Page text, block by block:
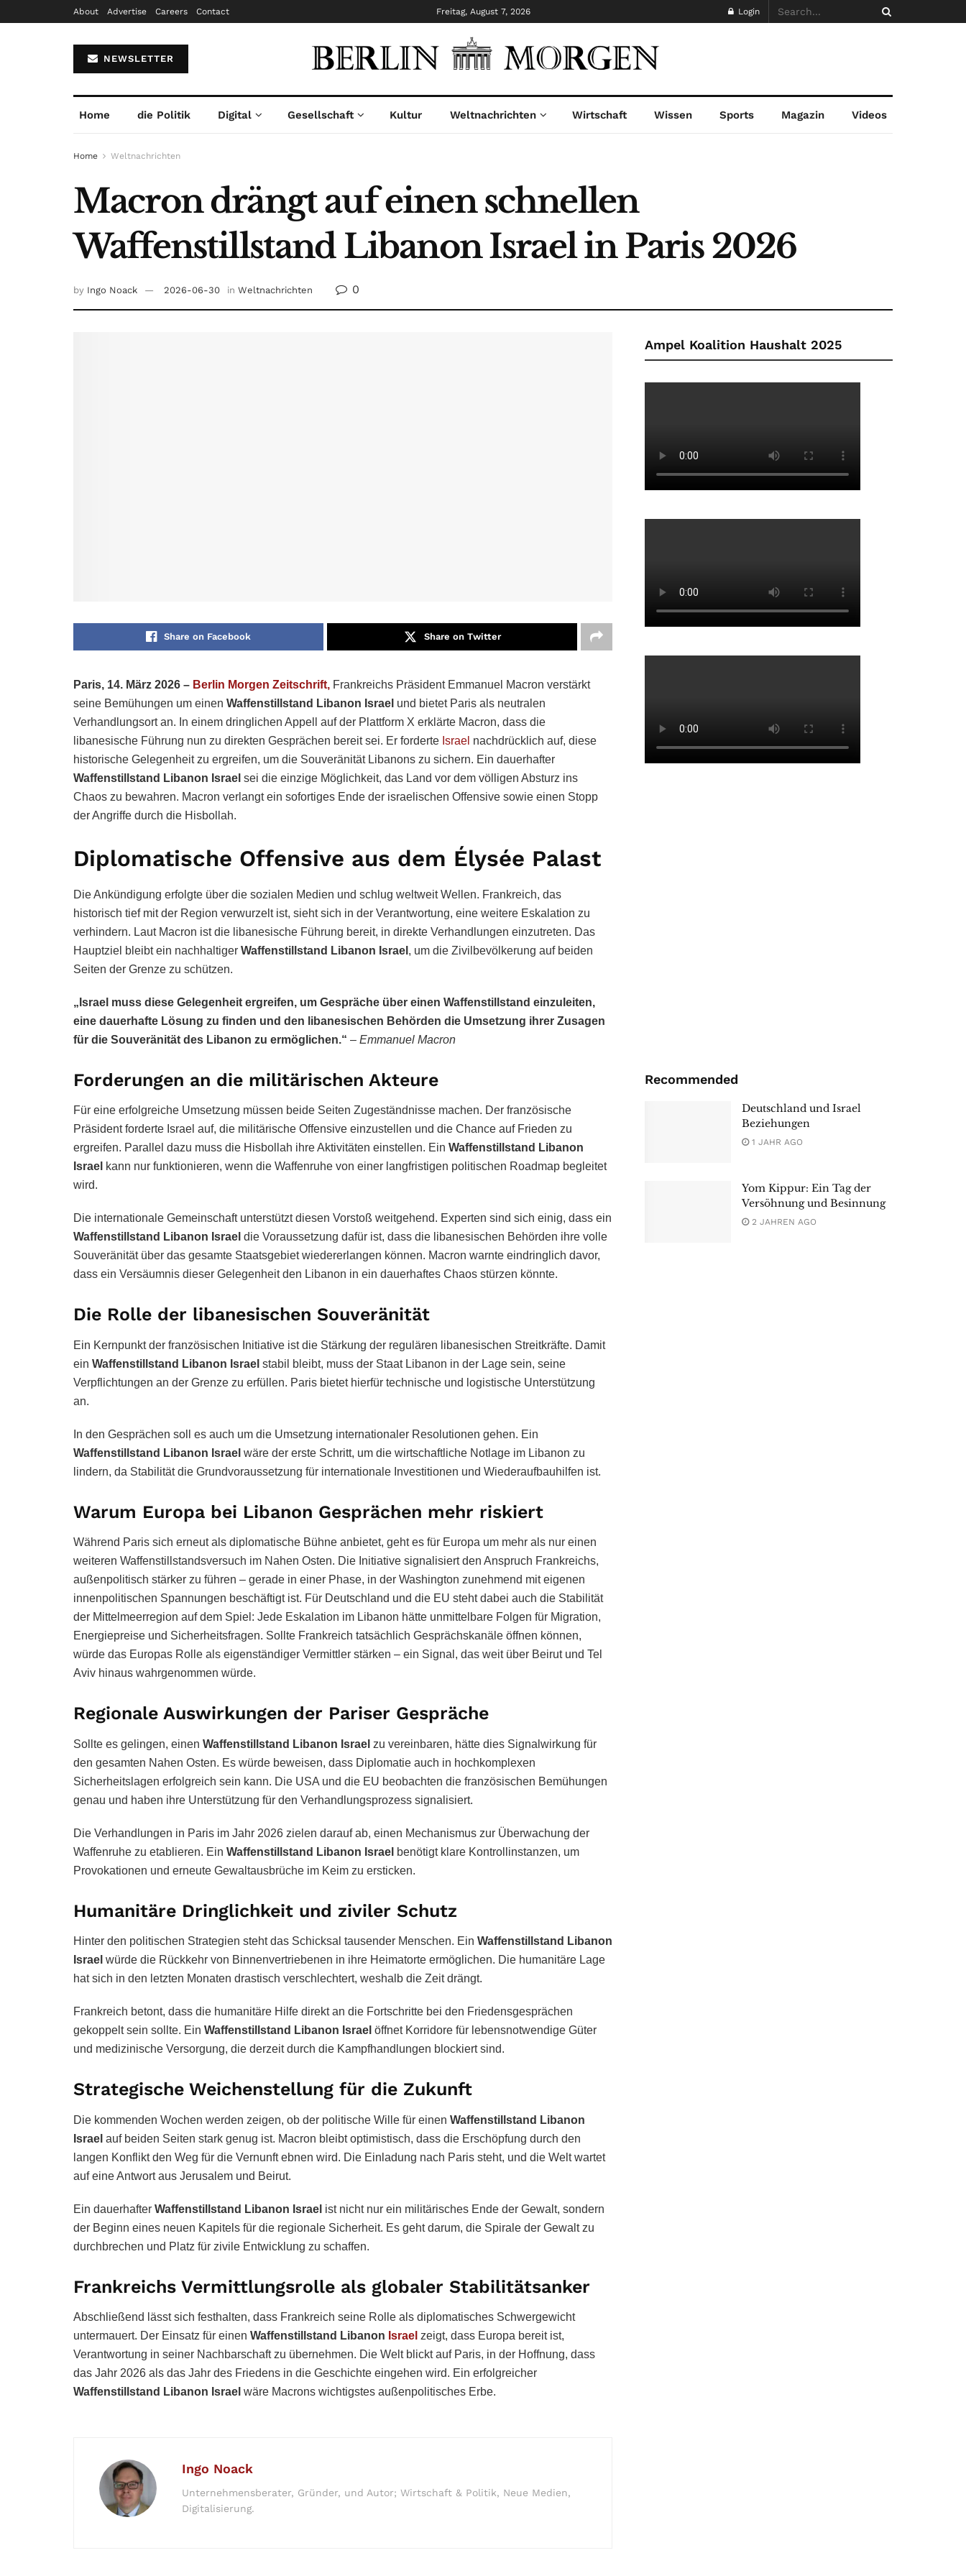
About Advertise Careers Contact Freitag, August 7, 2026 Login
NEWSLETTER
Home die Politik Digital Gesellschaft Kultur Weltnachrichten Wirtschaft Wissen Sports Magazin Videos
Home Weltnachrichten
Macron drängt auf einen schnellen
Waffenstillstand Libanon Israel in Paris 2026
by Ingo Noack 2026-06-30 in Weltnachrichten 0
Share on Facebook Share on Twitter
Paris, 14. März 2026 – Berlin Morgen Zeitschrift, Frankreichs Präsident Emmanuel Macron verstärkt
seine Bemühungen um einen Waffenstillstand Libanon Israel und bietet Paris als neutralen
Verhandlungsort an. In einem dringlichen Appell auf der Plattform X erklärte Macron, dass die
libanesische Führung nun zu direkten Gesprächen bereit sei. Er forderte Israel nachdrücklich auf, diese
historische Gelegenheit zu ergreifen, um die Souveränität Libanons zu sichern. Ein dauerhafter
Waffenstillstand Libanon Israel sei die einzige Möglichkeit, das Land vor dem völligen Absturz ins
Chaos zu bewahren. Macron verlangt ein sofortiges Ende der israelischen Offensive sowie einen Stopp
der Angriffe durch die Hisbollah.
Diplomatische Offensive aus dem Élysée Palast
Die Ankündigung erfolgte über die sozialen Medien und schlug weltweit Wellen. Frankreich, das
historisch tief mit der Region verwurzelt ist, sieht sich in der Verantwortung, eine weitere Eskalation zu
verhindern. Laut Macron ist die libanesische Führung bereit, in direkte Verhandlungen einzutreten. Das
Hauptziel bleibt ein nachhaltiger Waffenstillstand Libanon Israel , um die Zivilbevölkerung auf beiden
Seiten der Grenze zu schützen.
„Israel muss diese Gelegenheit ergreifen, um Gespräche über einen Waffenstillstand einzuleiten,
eine dauerhafte Lösung zu finden und den libanesischen Behörden die Umsetzung ihrer Zusagen
für die Souveränität des Libanon zu ermöglichen.“ – Emmanuel Macron
Forderungen an die militärischen Akteure
Für eine erfolgreiche Umsetzung müssen beide Seiten Zugeständnisse machen. Der französische
Präsident forderte Israel auf, die militärische Offensive einzustellen und die Chance auf Frieden zu
ergreifen. Parallel dazu muss die Hisbollah ihre Aktivitäten einstellen. Ein Waffenstillstand Libanon
Israel kann nur funktionieren, wenn die Waffenruhe von einer langfristigen politischen Roadmap begleitet
wird.
Die internationale Gemeinschaft unterstützt diesen Vorstoß weitgehend. Experten sind sich einig, dass ein
Waffenstillstand Libanon Israel die Voraussetzung dafür ist, dass die libanesischen Behörden ihre volle
Souveränität über das gesamte Staatsgebiet wiedererlangen können. Macron warnte eindringlich davor,
dass ein Versäumnis dieser Gelegenheit den Libanon in ein dauerhaftes Chaos stürzen könnte.
Die Rolle der libanesischen Souveränität
Ein Kernpunkt der französischen Initiative ist die Stärkung der regulären libanesischen Streitkräfte. Damit
ein Waffenstillstand Libanon Israel stabil bleibt, muss der Staat Libanon in der Lage sein, seine
Verpflichtungen an der Grenze zu erfüllen. Paris bietet hierfür technische und logistische Unterstützung
an.
In den Gesprächen soll es auch um die Umsetzung internationaler Resolutionen gehen. Ein
Waffenstillstand Libanon Israel wäre der erste Schritt, um die wirtschaftliche Notlage im Libanon zu
lindern, da Stabilität die Grundvoraussetzung für internationale Investitionen und Wiederaufbauhilfen ist.
Warum Europa bei Libanon Gesprächen mehr riskiert
Während Paris sich erneut als diplomatische Bühne anbietet, geht es für Europa um mehr als nur einen
weiteren Waffenstillstandsversuch im Nahen Osten. Die Initiative signalisiert den Anspruch Frankreichs,
außenpolitisch stärker zu führen – gerade in einer Phase, in der Washington zunehmend mit eigenen
innenpolitischen Spannungen beschäftigt ist. Für Deutschland und die EU steht dabei auch die Stabilität
der Mittelmeerregion auf dem Spiel: Jede Eskalation im Libanon hätte unmittelbare Folgen für Migration,
Energiepreise und Sicherheitsfragen. Sollte Frankreich tatsächlich Gesprächskanäle öffnen können,
würde das Europas Rolle als eigenständiger Vermittler stärken – ein Signal, das weit über Beirut und Tel
Aviv hinaus wahrgenommen würde.
Regionale Auswirkungen der Pariser Gespräche
Sollte es gelingen, einen Waffenstillstand Libanon Israel zu vereinbaren, hätte dies Signalwirkung für
den gesamten Nahen Osten. Es würde beweisen, dass Diplomatie auch in hochkomplexen
Sicherheitslagen erfolgreich sein kann. Die USA und die EU beobachten die französischen Bemühungen
genau und haben ihre Unterstützung für den Verhandlungsprozess signalisiert.
Die Verhandlungen in Paris im Jahr 2026 zielen darauf ab, einen Mechanismus zur Überwachung der
Waffenruhe zu etablieren. Ein Waffenstillstand Libanon Israel benötigt klare Kontrollinstanzen, um
Provokationen und erneute Gewaltausbrüche im Keim zu ersticken.
Humanitäre Dringlichkeit und ziviler Schutz
Hinter den politischen Strategien steht das Schicksal tausender Menschen. Ein Waffenstillstand Libanon
Israel würde die Rückkehr von Binnenvertriebenen in ihre Heimatorte ermöglichen. Die humanitäre Lage
hat sich in den letzten Monaten drastisch verschlechtert, weshalb die Zeit drängt.
Frankreich betont, dass die humanitäre Hilfe direkt an die Fortschritte bei den Friedensgesprächen
gekoppelt sein sollte. Ein Waffenstillstand Libanon Israel öffnet Korridore für lebensnotwendige Güter
und medizinische Versorgung, die derzeit durch die Kampfhandlungen blockiert sind.
Strategische Weichenstellung für die Zukunft
Die kommenden Wochen werden zeigen, ob der politische Wille für einen Waffenstillstand Libanon
Israel auf beiden Seiten stark genug ist. Macron bleibt optimistisch, dass die Erschöpfung durch den
langen Konflikt den Weg für die Vernunft ebnen wird. Die Einladung nach Paris steht, und die Welt wartet
auf eine Antwort aus Jerusalem und Beirut.
Ein dauerhafter Waffenstillstand Libanon Israel ist nicht nur ein militärisches Ende der Gewalt, sondern
der Beginn eines neuen Kapitels für die regionale Sicherheit. Es geht darum, die Spirale der Gewalt zu
durchbrechen und Platz für zivile Entwicklung zu schaffen.
Frankreichs Vermittlungsrolle als globaler Stabilitätsanker
Abschließend lässt sich festhalten, dass Frankreich seine Rolle als diplomatisches Schwergewicht
untermauert. Der Einsatz für einen Waffenstillstand Libanon Israel zeigt, dass Europa bereit ist,
Verantwortung in seiner Nachbarschaft zu übernehmen. Die Welt blickt auf Paris, in der Hoffnung, dass
das Jahr 2026 als das Jahr des Friedens in die Geschichte eingehen wird. Ein erfolgreicher
Waffenstillstand Libanon Israel wäre Macrons wichtigstes außenpolitisches Erbe.
Ingo Noack
Unternehmensberater, Gründer, und Autor; Wirtschaft & Politik, Neue Medien,
Digitalisierung.
Ampel Koalition Haushalt 2025
Recommended
Deutschland und Israel
Beziehungen
1 JAHR AGO
Yom Kippur: Ein Tag der
Versöhnung und Besinnung
2 JAHREN AGO